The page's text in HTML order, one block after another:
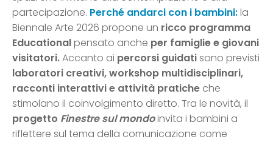
partecipazione. Perché andarci con i bambini:la
Biennale Arte 2026 propone un ricco programma
Educationalpensato anche per famiglie e giovani
visitatori.Accanto ai percorsi guidatisono previsti
laboratori creativi, workshop multidisciplinari,
racconti interattivi e attività pratiche che
stimolano il coinvolgimento diretto. Tra le novità, il
progetto Finestre sul mondoinvita i bambini a
riflettere sul tema della comunicazione come